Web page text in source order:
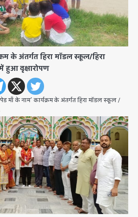
के अंतर्गत हिरा मॉडल स्कूल/हिरा
हुआ वृक्षारोपण
माँ के नाम’ कार्यक्रम के अंतर्गत हिरा मॉडल स्कूल /